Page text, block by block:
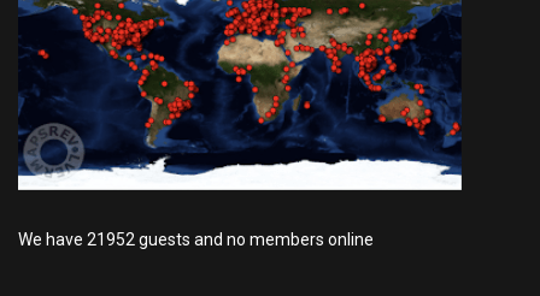
We have 21952 guests and no members online